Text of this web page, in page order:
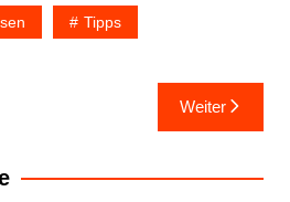
Tipps
Weiter